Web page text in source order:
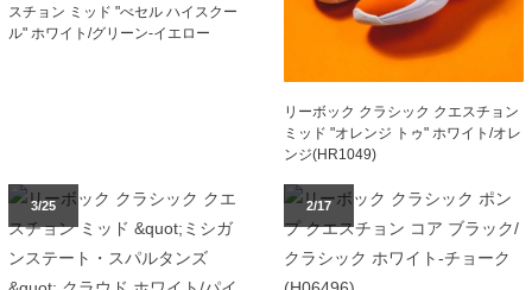
スチョン ミッド "べセル ハイスクー
ル" ホワイト/グリーン-イエロー
リーボック クラシック クエスチョン
ミッド "オレンジ トゥ" ホワイト/オレ
ンジ(HR1049)
3/25 2/17